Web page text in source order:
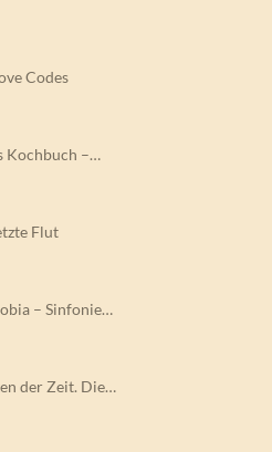
Codes
Kochbuch –…
Flut
– Sinfonie…
der Zeit. Die…